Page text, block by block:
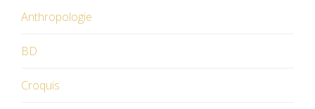
Anthropologie
BD
Croquis